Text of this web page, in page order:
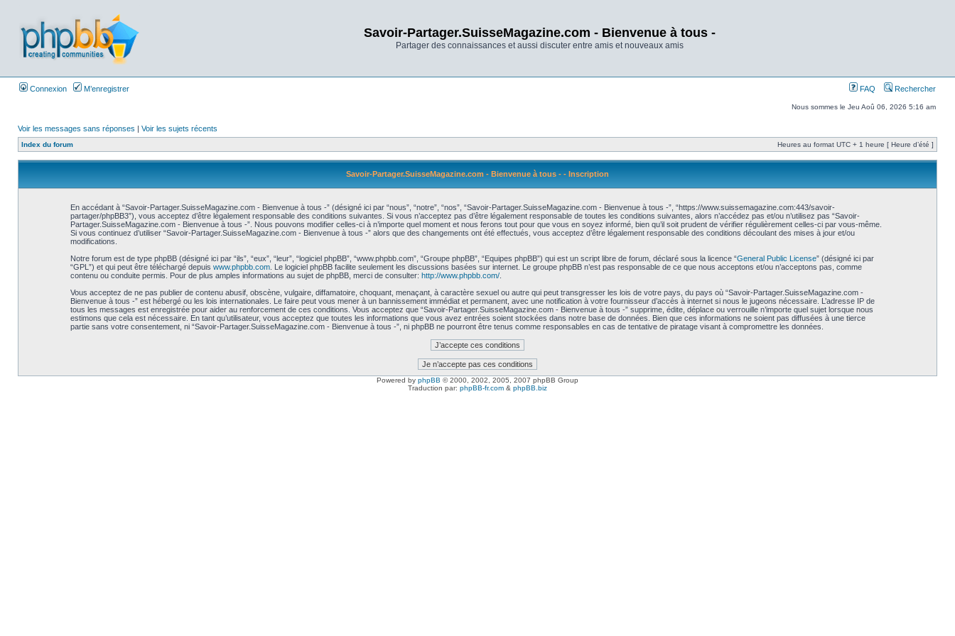
Savoir-Partager.SuisseMagazine.com - Bienvenue à tous -
Partager des connaissances et aussi discuter entre amis et nouveaux amis
Connexion M’enregistrer FAQ Rechercher
Nous sommes le Jeu Aoû 06, 2026 5:16 am
Voir les messages sans réponses | Voir les sujets récents
Index du forum Heures au format UTC + 1 heure [ Heure d’été ]
Savoir-Partager.SuisseMagazine.com - Bienvenue à tous - - Inscription
En accédant à “Savoir-Partager.SuisseMagazine.com - Bienvenue à tous -” (désigné ici par “nous”, “notre”, “nos”, “Savoir-Partager.SuisseMagazine.com - Bienvenue à tous -”, “https://www.suissemagazine.com:443/savoir-
partager/phpBB3”), vous acceptez d’être légalement responsable des conditions suivantes. Si vous n’acceptez pas d’être légalement responsable de toutes les conditions suivantes, alors n’accédez pas et/ou n’utilisez pas “Savoir-
Partager.SuisseMagazine.com - Bienvenue à tous -”. Nous pouvons modifier celles-ci à n’importe quel moment et nous ferons tout pour que vous en soyez informé, bien qu’il soit prudent de vérifier régulièrement celles-ci par vous-même.
Si vous continuez d’utiliser “Savoir-Partager.SuisseMagazine.com - Bienvenue à tous -” alors que des changements ont été effectués, vous acceptez d’être légalement responsable des conditions découlant des mises à jour et/ou
modifications.
Notre forum est de type phpBB (désigné ici par “ils”, “eux”, “leur”, “logiciel phpBB”, “www.phpbb.com”, “Groupe phpBB”, “Equipes phpBB”) qui est un script libre de forum, déclaré sous la licence “General Public License” (désigné ici par
“GPL”) et qui peut être téléchargé depuis www.phpbb.com. Le logiciel phpBB facilite seulement les discussions basées sur internet. Le groupe phpBB n’est pas responsable de ce que nous acceptons et/ou n’acceptons pas, comme
contenu ou conduite permis. Pour de plus amples informations au sujet de phpBB, merci de consulter: http://www.phpbb.com/.
Vous acceptez de ne pas publier de contenu abusif, obscène, vulgaire, diffamatoire, choquant, menaçant, à caractère sexuel ou autre qui peut transgresser les lois de votre pays, du pays où “Savoir-Partager.SuisseMagazine.com -
Bienvenue à tous -” est hébergé ou les lois internationales. Le faire peut vous mener à un bannissement immédiat et permanent, avec une notification à votre fournisseur d’accès à internet si nous le jugeons nécessaire. L’adresse IP de
tous les messages est enregistrée pour aider au renforcement de ces conditions. Vous acceptez que “Savoir-Partager.SuisseMagazine.com - Bienvenue à tous -” supprime, édite, déplace ou verrouille n’importe quel sujet lorsque nous
estimons que cela est nécessaire. En tant qu’utilisateur, vous acceptez que toutes les informations que vous avez entrées soient stockées dans notre base de données. Bien que ces informations ne soient pas diffusées à une tierce
partie sans votre consentement, ni “Savoir-Partager.SuisseMagazine.com - Bienvenue à tous -”, ni phpBB ne pourront être tenus comme responsables en cas de tentative de piratage visant à compromettre les données.
Powered by phpBB © 2000, 2002, 2005, 2007 phpBB Group
Traduction par: phpBB-fr.com & phpBB.biz